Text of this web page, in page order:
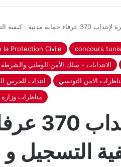
حماية مدنية : كيفية التسجيل و شروط الإنتداب
la Protection Civile
concours
الانتدابات - سلك الأمن الوطني والشرطة
انتداب للحرس
الامن التونسي
مناظرات وزارة
مناظرة
التسجيل